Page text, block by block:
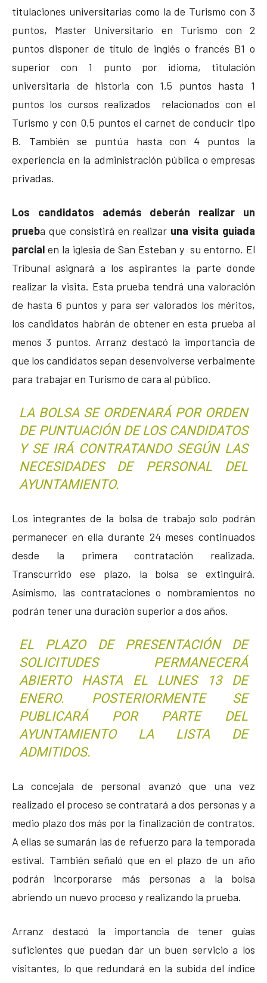
titulaciones universitarias como la de Turismo con 3
puntos, Master Universitario en Turismo con 2
puntos disponer de título de inglés o francés B1 o
superior con 1 punto por idioma, titulación
universitaria de historia con 1,5 puntos hasta 1
puntos los cursos realizados relacionados con el
Turismo y con 0,5 puntos el carnet de conducir tipo
B. También se puntúa hasta con 4 puntos la
experiencia en la administración pública o empresas
privadas.
Los candidatos además deberán realizar un
prueba que consistirá en realizar una visita guiada
parcial en la iglesia de San Esteban y su entorno. El
Tribunal asignará a los aspirantes la parte donde
realizar la visita. Esta prueba tendrá una valoración
de hasta 6 puntos y para ser valorados los méritos,
los candidatos habrán de obtener en esta prueba al
menos 3 puntos. Arranz destacó la importancia de
que los candidatos sepan desenvolverse verbalmente
para trabajar en Turismo de cara al público.
LA BOLSA SE ORDENARÁ POR ORDEN
DE PUNTUACIÓN DE LOS CANDIDATOS
Y SE IRÁ CONTRATANDO SEGÚN LAS
NECESIDADES DE PERSONAL DEL
AYUNTAMIENTO.
Los integrantes de la bolsa de trabajo solo podrán
permanecer en ella durante 24 meses continuados
desde la primera contratación realizada.
Transcurrido ese plazo, la bolsa se extinguirá.
Asímismo, las contrataciones o nombramientos no
podrán tener una duración superior a dos años.
EL PLAZO DE PRESENTACIÓN DE
SOLICITUDES PERMANECERÁ
ABIERTO HASTA EL LUNES 13 DE
ENERO. POSTERIORMENTE SE
PUBLICARÁ POR PARTE DEL
AYUNTAMIENTO LA LISTA DE
ADMITIDOS.
La concejala de personal avanzó que una vez
realizado el proceso se contratará a dos personas y a
medio plazo dos más por la finalización de contratos.
A ellas se sumarán las de refuerzo para la temporada
estival. También señaló que en el plazo de un año
podrán incorporarse más personas a la bolsa
abriendo un nuevo proceso y realizando la prueba.
Arranz destacó la importancia de tener guías
suficientes que puedan dar un buen servicio a los
visitantes, lo que redundará en la subida del índice